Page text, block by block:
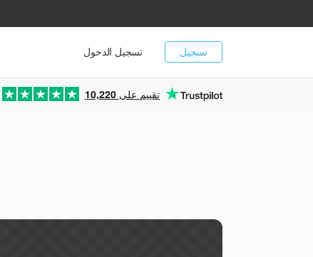
تسجيل تسجيل الدخول
10,220 تقييم على